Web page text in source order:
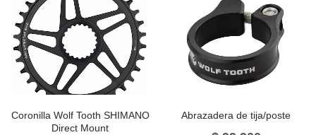
Coronilla Wolf Tooth SHIMANO
Direct Mount
Abrazadera de tija/poste